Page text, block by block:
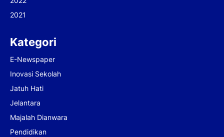
2021
Kategori
E-Newspaper
Inovasi Sekolah
Jatuh Hati
Jelantara
Majalah Dianwara
Pendidikan